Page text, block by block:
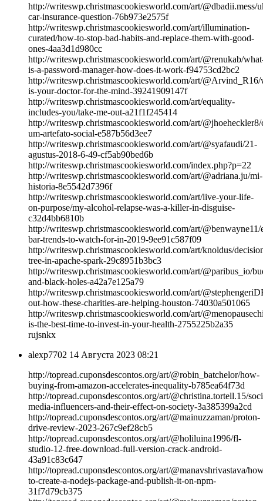
http://writeswp.christmascookiesworld.com/art/@dbadii.mess/
car-insurance-question-76b973e2575f
http://writeswp.christmascookiesworld.com/art/illumination-
curated/how-to-stop-bad-habits-and-replace-them-with-good-
ones-4aa3d1d980cc
http://writeswp.christmascookiesworld.com/art/@renukab/
is-a-password-manager-how-does-it-work-f94753cd2bc2
http://writeswp.christmascookiesworld.com/art/
is-your-doctor-for-the-mind-39241909147f
http://writeswp.christmascookiesworld.com/art/equality-
includes-you/take-me-out-a21f1f245414
http://writeswp.christmascookiesworld.com/art/
um-artefato-social-e587b56d3ee7
http://writeswp.christmascookiesworld.com/art/@syafaudi/21-
agustus-2018-6-49-cf5ab90bed6b
http://writeswp.christmascookiesworld.com/index.php?p=22
http://writeswp.christmascookiesworld.com/art/@adriana.ju/mi-
historia-8e5542d7396f
http://writeswp.christmascookiesworld.com/art/live-your-life-
on-purpose/my-alcohol-relapse-was-a-killer-in-disguise-
c32d4bb6810b
http://writeswp.christmascookiesworld.com/art/@benwayne11/
bar-trends-to-watch-for-in-2019-9ee91c587f09
http://writeswp.christmascookiesworld.com/art/knoldus/
tree-in-apache-spark-29c8951b3bc3
http://writeswp.christmascookiesworld.com/art/@paribus_io/
and-black-holes-a42a7e125a79
http://writeswp.christmascookiesworld.com/art/
out-how-these-charities-are-helping-houston-74030a501065
http://writeswp.christmascookiesworld.com/art/
is-the-best-time-to-invest-in-your-health-2755225b2a35
rujsnkx
alexp7702 14 Августа 2023 08:21
http://topread.cuponsdescontos.org/art/@robin_batchelor/how-
buying-from-amazon-accelerates-inequality-b785ea64f73d
http://topread.cuponsdescontos.org/art/@christina.tortell.15/
media-influencers-and-their-effect-on-society-3a385399a2cd
http://topread.cuponsdescontos.org/art/@mainuzzaman/proton-
drive-review-2023-267c9ef28cb5
http://topread.cuponsdescontos.org/art/@holiluina1996/fl-
studio-12-free-download-full-version-crack-android-
43a91c83c647
http://topread.cuponsdescontos.org/art/@manavshrivastava/
to-create-a-nodejs-package-and-publish-it-on-npm-
31f7d79cb375